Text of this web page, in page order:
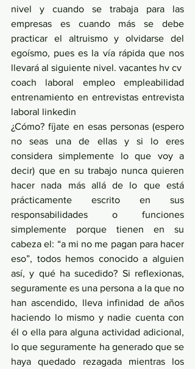
nivel y cuando se trabaja para las
empresas es cuando más se debe
practicar el altruismo y olvidarse del
egoísmo, pues es la vía rápida que nos
llevará al siguiente nivel. vacantes hv cv
coach laboral empleo empleabilidad
entrenamiento en entrevistas entrevista
laboral linkedin
¿Cómo? fíjate en esas personas (espero
no seas una de ellas y si lo eres
considera simplemente lo que voy a
decir) que en su trabajo nunca quieren
hacer nada más allá de lo que está
prácticamente escrito en sus
responsabilidades o funciones
simplemente porque tienen en su
cabeza el: “a mi no me pagan para hacer
eso”, todos hemos conocido a alguien
así, y qué ha sucedido? Si reflexionas,
seguramente es una persona a la que no
han ascendido, lleva infinidad de años
haciendo lo mismo y nadie cuenta con
él o ella para alguna actividad adicional,
lo que seguramente ha generado que se
haya quedado rezagada mientras los